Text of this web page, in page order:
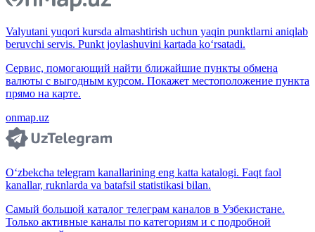
Valyutani yuqori kursda almashtirish uchun yaqin punktlarni aniqlab
beruvchi servis. Punkt joylashuvini kartada ko‘rsatadi.
Сервис, помогающий найти ближайшие пункты обмена
валюты с выгодным курсом. Покажет местоположение пункта
прямо на карте.
onmap.uz
O‘zbekcha telegram kanallarining eng katta katalogi. Faqt faol
kanallar, ruknlarda va batafsil statistikasi bilan.
Самый большой каталог телеграм каналов в Узбекистане.
Только активные каналы по категориям и с подробной